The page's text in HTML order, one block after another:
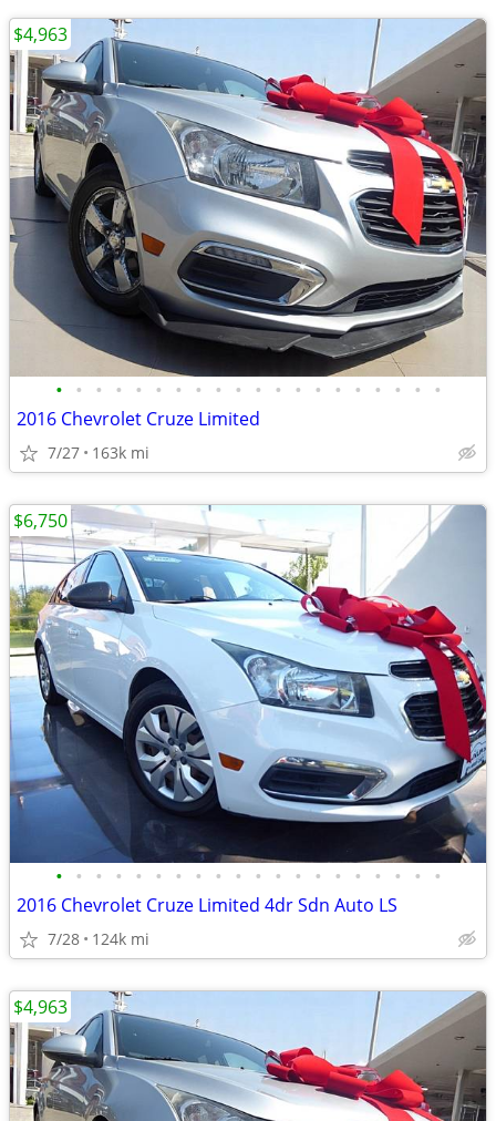
• • • • • • • • • • • • • • • • • • • •
2016 Chevrolet Cruze Limited
7/27 163k mi
$4,963
• • • • • • • • • • • • • • • • • • • •
2016 Chevrolet Cruze Limited 4dr Sdn Auto LS
7/28 124k mi
$6,750
$4,963